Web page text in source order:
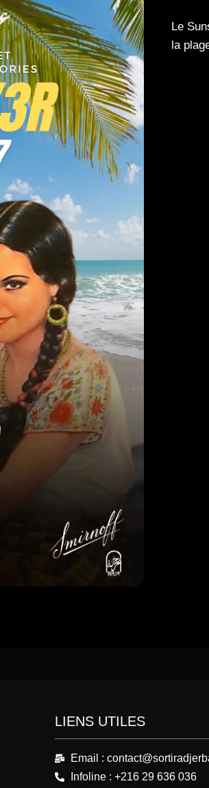
Le
la
LIENS UTILES
Email :
Infoline : +216 29 636 036